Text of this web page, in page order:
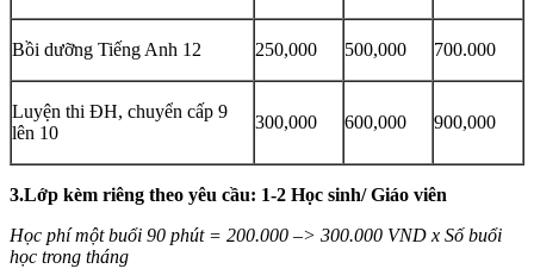
Bồi dưỡng Tiếng Anh 12 250,000 500,000 700.000
Luyện thi ĐH, chuyển cấp 9
lên 10
300,000 600,000 900,000
3.Lớp kèm riêng theo yêu cầu: 1-2 Học sinh/ Giáo viên
Học phí một buổi 90 phút = 200.000 –> 300.000 VND x Số buổi
học trong tháng